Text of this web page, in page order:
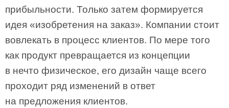
прибыльности. Только затем формируется
идея «изобретения на заказ». Компании стоит
вовлекать в процесс клиентов. По мере того
как продукт превращается из концепции
в нечто физическое, его дизайн чаще всего
проходит ряд изменений в ответ
на предложения клиентов.